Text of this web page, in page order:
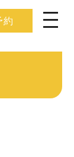
約